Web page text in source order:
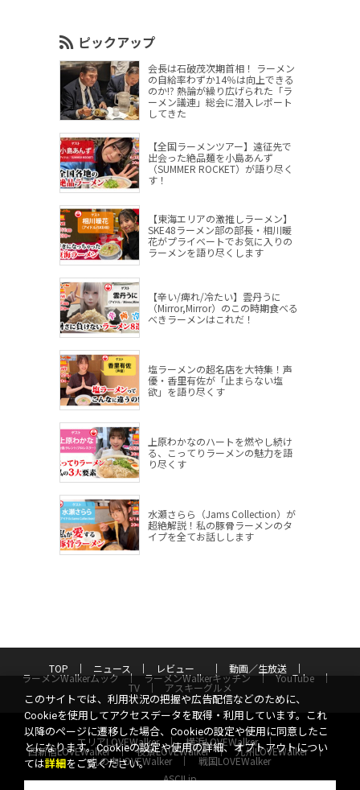
ピックアップ
会長は石破茂次期首相！ ラーメン
の自給率わずか14％は向上できる
のか!? 熱論が繰り広げられた「ラ
ーメン議連」総会に潜入レポート
してきた
【全国ラーメンツアー】遠征先で
出会った絶品麺を小島あんず
（SUMMER ROCKET）が語り尽く
す！
【東海エリアの激推しラーメン】
SKE48ラーメン部の部長・相川暖
花がプライベートでお気に入りの
ラーメンを語り尽くします
【辛い/痺れ/冷たい】雲丹うに
（Mirror,Mirror）のこの時期食べる
べきラーメンはこれだ！
塩ラーメンの超名店を大特集！声
優・香里有佐が「止まらない塩
欲」を語り尽くす
上原わかなのハートを燃やし続け
る、こってりラーメンの魅力を語
り尽くす
水瀬さらら（Jams Collection）が
超絶解説！私の豚骨ラーメンのタ
イプを全てお話しします
TOP ニュース レビュー 動画／生放送
ラーメンWalkerムック ラーメンWalkerキッチン YouTube
TV アスキーグルメ
エリアLOVEWalker 横浜LOVEWalker
西新宿LOVEWalker 夜景LOVEWalker 九州LOVEWalker
丸の内LOVEWalker
戦国LOVEWalker
ASCII.jp
このサイトでは、利用状況の把握や広告配信などのために、
Cookieを使用してアクセスデータを取得・利用しています。これ
以降のページに遷移した場合、Cookieの設定や使用に同意したこ
とになります。Cookieの設定や使用の詳細、オプトアウトについ
ては詳細 をご覧ください。